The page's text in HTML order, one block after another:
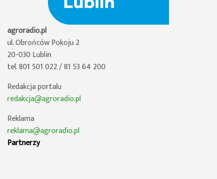
agroradio.pl
ul. Obrońców Pokoju 2
20-030 Lublin
tel. 801 501 022 / 81 53 64 200
Redakcja portalu
redakcja@agroradio.pl
Reklama
reklama@agroradio.pl
Partnerzy